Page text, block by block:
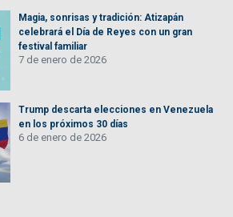
Magia, sonrisas y tradición: Atizapán
celebrará el Día de Reyes con un gran
festival familiar
7 de enero de 2026
Trump descarta elecciones en Venezuela
en los próximos 30 días
6 de enero de 2026